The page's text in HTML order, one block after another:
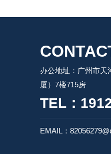
办公地址：广州市天
厦）7楼715房
TEL：
EMAIL：